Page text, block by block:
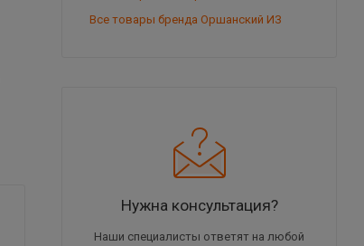
Все товары бренда Оршанский ИЗ
Нужна консультация?
Наши специалисты ответят на любой